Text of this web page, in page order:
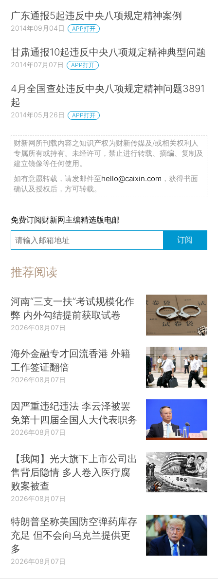
广东通报5起违反中央八项规定精神案例
2014年09月04日 APP打开
甘肃通报10起违反中央八项规定精神典型问题
2014年07月07日 APP打开
4月全国查处违反中央八项规定精神问题3891
起
2014年05月26日 APP打开
财新网所刊载内容之知识产权为财新传媒及/或相关权利人
专属所有或持有。未经许可，禁止进行转载、摘编、复制及
建立镜像等任何使用。
如有意愿转载，请发邮件至hello@caixin.com ，获得书面
确认及授权后，方可转载。
免费订阅财新网主编精选版电邮
订阅
推荐阅读
河南“三支一扶”考试规模化作
弊 内外勾结提前获取试卷
2026年08月07日
海外金融专才回流香港 外籍
工作签证翻倍
2026年08月07日
因严重违纪违法 李云泽被罢
免第十四届全国人大代表职务
2026年08月07日
【我闻】光大旗下上市公司出
售背后隐情 多人卷入医疗腐
败案被查
2026年08月07日
特朗普坚称美国防空弹药库存
充足 但不会向乌克兰提供更
多
2026年08月07日